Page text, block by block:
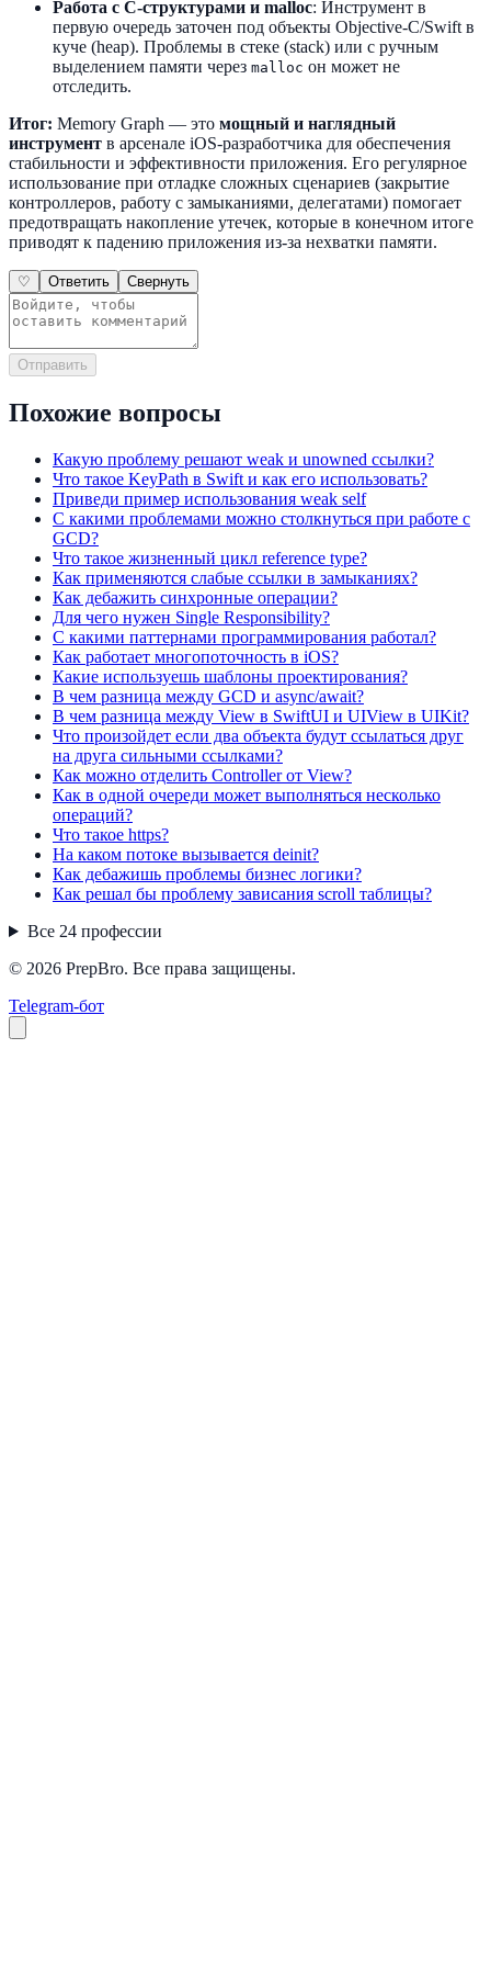
Работа с C-структурами и malloc: Инструмент в
первую очередь заточен под объекты Objective-C/Swift в
куче (heap). Проблемы в стеке (stack) или с ручным
выделением памяти через malloc он может не
отследить.
Итог: Memory Graph — это мощный и наглядный
инструмент в арсенале iOS-разработчика для обеспечения
стабильности и эффективности приложения. Его регулярное
использование при отладке сложных сценариев (закрытие
контроллеров, работу с замыканиями, делегатами) помогает
предотвращать накопление утечек, которые в конечном итоге
приводят к падению приложения из-за нехватки памяти.
♡ Ответить Свернуть
Отправить
Похожие вопросы
Какую проблему решают weak и unowned ссылки?
Что такое KeyPath в Swift и как его использовать?
Приведи пример использования weak self
С какими проблемами можно столкнуться при работе с
GCD?
Что такое жизненный цикл reference type?
Как применяются слабые ссылки в замыканиях?
Как дебажить синхронные операции?
Для чего нужен Single Responsibility?
С какими паттернами программирования работал?
Как работает многопоточность в iOS?
Какие используешь шаблоны проектирования?
В чем разница между GCD и async/await?
В чем разница между View в SwiftUI и UIView в UIKit?
Что произойдет если два объекта будут ссылаться друг
на друга сильными ссылками?
Как можно отделить Controller от View?
Как в одной очереди может выполняться несколько
операций?
Что такое https?
На каком потоке вызывается deinit?
Как дебажишь проблемы бизнес логики?
Как решал бы проблему зависания scroll таблицы?
Все 24 профессии
© 2026 PrepBro. Все права защищены.
Telegram-бот